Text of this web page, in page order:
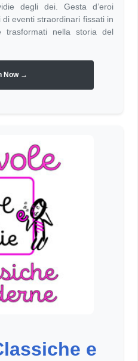
degli dei. Gesta d’eroi
eventi straordinari fissati in
nella storia del
Now →
e